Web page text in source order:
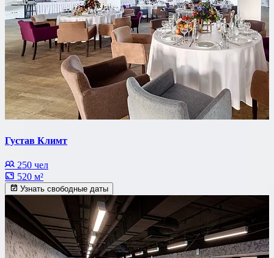
Густав Климт
250 чел
520 м²
Узнать свободные даты